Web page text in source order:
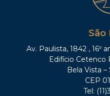
São
Av. Paulista, 1842 , 16º
Edifício Cetenco
Bela Vista –
CEP
Tel: